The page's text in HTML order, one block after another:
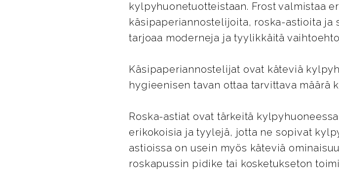
kylpyhuonetuotteistaan. Frost valmistaa
käsipaperiannostelijoita, roska-astioita ja
tarjoaa moderneja ja tyylikkäitä
Käsipaperiannostelijat ovat käteviä
hygieenisen tavan ottaa tarvittava määrä
Roska-astiat ovat tärkeitä
erikokoisia ja tyylejä, jotta ne sopivat
astioissa on usein myös käteviä
roskapussin pidike tai kosketukseton